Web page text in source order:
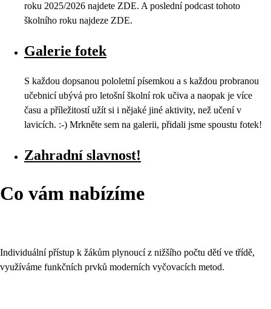
roku 2025/2026 najdete ZDE. A poslední podcast tohoto
školního roku najdeze ZDE.
Galerie fotek
S každou dopsanou pololetní písemkou a s každou probranou
učebnicí ubývá pro letošní školní rok učiva a naopak je více
času a příležitostí užít si i nějaké jiné aktivity, než učení v
lavicích. :-) Mrkněte sem na galerii, přidali jsme spoustu fotek!
Zahradní slavnost!
Co vám nabízíme
Individuální přístup k žákům plynoucí z nižšího počtu dětí ve třídě,
využíváme funkčních prvků moderních vyčovacích metod.